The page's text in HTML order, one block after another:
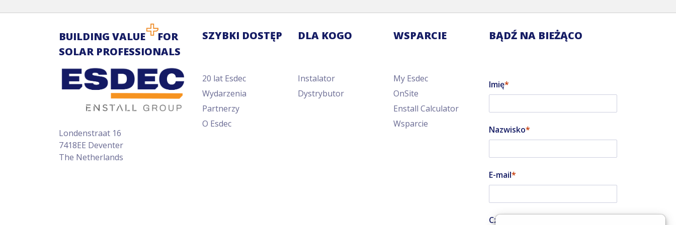
BUILDING VALUE
FOR
SOLAR PROFESSIONALS
Londenstraat 16
7418EE Deventer
The Netherlands
SZYBKI DOSTĘP
20 lat Esdec
Wydarzenia
Partnerzy
O Esdec
DLA KOGO
Instalator
Dystrybutor
WSPARCIE
My Esdec
OnSite
Enstall Calculator
Wsparcie
BĄDŹ NA BIEŻĄCO
Imię
Nazwisko
E-mail
Czy jesteś instalatorem?